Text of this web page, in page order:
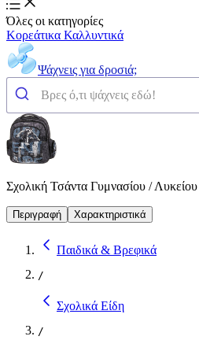
Όλες οι κατηγορίες
Κορεάτικα Καλλυντικά
Ψάχνεις για δροσιά;
Σχολική Τσάντα Γυμνασίου /
Περιγραφή Χαρακτηριστικά
Παιδικά & Βρεφικά
/
Σχολικά Είδη
/